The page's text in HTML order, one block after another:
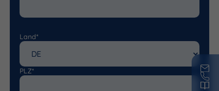
Land*
PLZ*